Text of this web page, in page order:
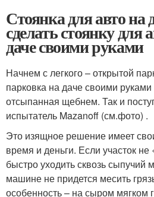
Стоянка для авто на
сделать стоянку для
даче своими руками
Начнем с легкого – открытой
парковка на даче своими
отсыпанная щебнем. Так и
испытатель Mazanoff (см.фото) .
Это изящное решение имеет
время и деньги. Если участок
быстро уходить сквозь сыпучий
машине не придется месить
особенность – на сыром мягком